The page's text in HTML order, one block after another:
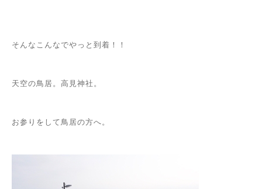
そんなこんなでやっと到着！！
天空の鳥居。高見神社。
お参りをして鳥居の方へ。